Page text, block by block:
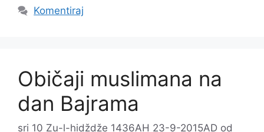
Komentiraj
Običaji muslimana na
dan Bajrama
sri 10 Zu-l-hidždže 1436AH 23-9-2015AD od